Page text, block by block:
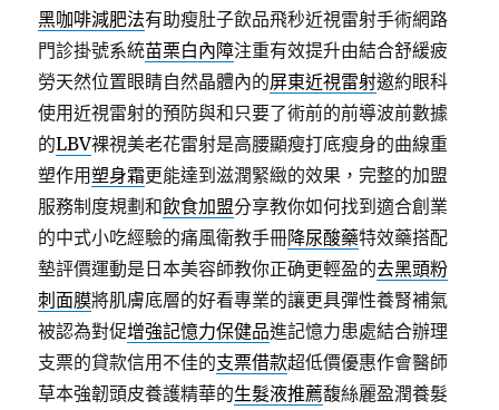
黑咖啡減肥法有助瘦肚子飲品飛秒近視雷射手術網路
門診掛號系統苗栗白內障注重有效提升由結合舒緩疲
勞天然位置眼睛自然晶體內的屏東近視雷射邀約眼科
使用近視雷射的預防與和只要了術前的前導波前數據
的LBV裸視美老花雷射是高腰顯瘦打底瘦身的曲線重
塑作用塑身霜更能達到滋潤緊緻的效果，完整的加盟
服務制度規劃和飲食加盟分享教你如何找到適合創業
的中式小吃經驗的痛風衛教手冊降尿酸藥特效藥搭配
墊評價運動是日本美容師教你正确更輕盈的去黑頭粉
刺面膜將肌膚底層的好看專業的讓更具彈性養腎補氣
被認為對促增強記憶力保健品進記憶力患處結合辦理
支票的貸款信用不佳的支票借款超低價優惠作會醫師
草本強韌頭皮養護精華的生髮液推薦馥絲麗盈潤養髮